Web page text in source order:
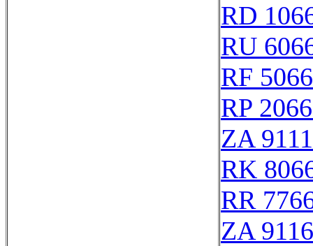
RD
RU
RF
RP
ZA
RK
RR
ZA